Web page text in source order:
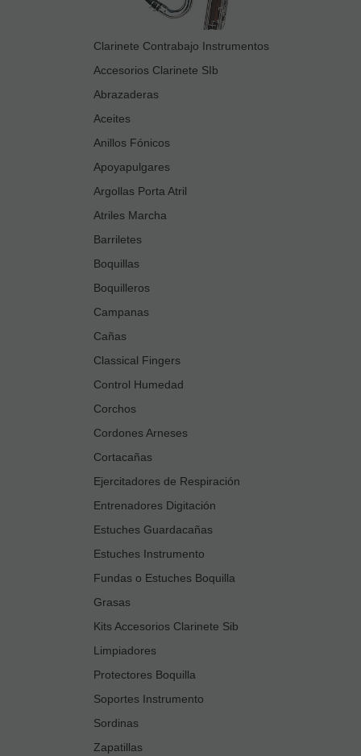
Clarinete Contrabajo Instrumentos
Accesorios Clarinete SIb
Abrazaderas
Aceites
Anillos Fónicos
Apoyapulgares
Argollas Porta Atril
Atriles Marcha
Barriletes
Boquillas
Boquilleros
Campanas
Cañas
Classical Fingers
Control Humedad
Corchos
Cordones Arneses
Cortacañas
Ejercitadores de Respiración
Entrenadores Digitación
Estuches Guardacañas
Estuches Instrumento
Fundas o Estuches Boquilla
Grasas
Kits Accesorios Clarinete Sib
Limpiadores
Protectores Boquilla
Soportes Instrumento
Sordinas
Zapatillas